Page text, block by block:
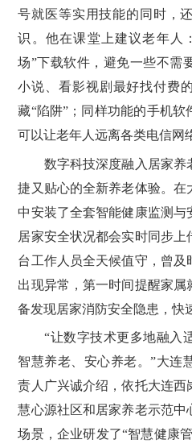
号就医等实用技能的同时，
识。他在课堂上建议老年人
场”下载软件，避免一些不需
小说、看影视剧最好找付费
藏“陷阱”；同样功能的手机
可以让老年人远离各类电信网
数字科技深度融入居家养
捷又贴心的全新养老体验。在
中安装了全套智能健康监测与
居家安全状况都会实时同步
台工作人员全天候值守，曾
出现异常，第一时间提醒家
备发现居家消防安全隐患，快
“让数字技术更多地融入适
智慧养老、安心养老。”大连
责人广兴诚介绍，依托大连西
慧心源社区和居家养老示范
场景，企业研发了“智慧健康